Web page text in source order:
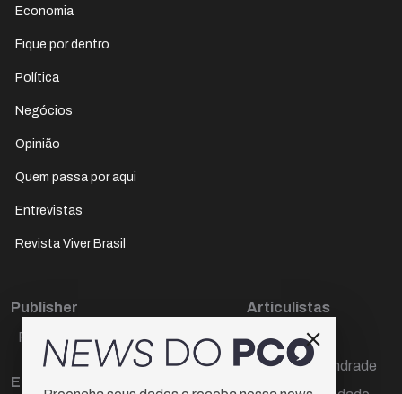
Economia
Fique por dentro
Política
Negócios
Opinião
Quem passa por aqui
Entrevistas
Revista Viver Brasil
Publisher
Paulo Cesar de Oliveira
Editora Chefe
Articulistas
Décio Freire
Dr Marcos Andrade